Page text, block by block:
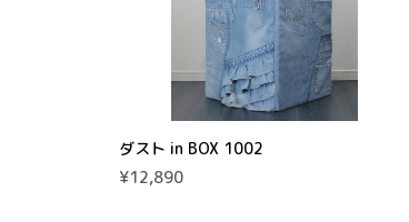
ダスト in BOX 1002
¥12,890